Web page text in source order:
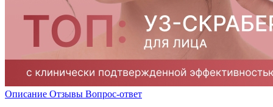
Описание Отзывы Вопрос-ответ